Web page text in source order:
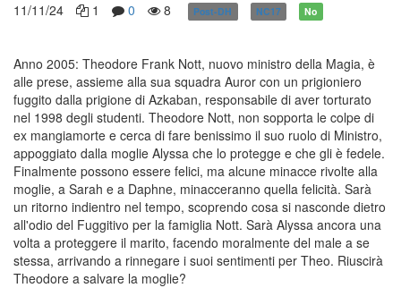
11/11/24 1 0 8 Post-DH NC17 No
Anno 2005: Theodore Frank Nott, nuovo ministro della Magia, è
alle prese, assieme alla sua squadra Auror con un prigioniero
fuggito dalla prigione di Azkaban, responsabile di aver torturato
nel 1998 degli studenti. Theodore Nott, non sopporta le colpe di
ex mangiamorte e cerca di fare benissimo il suo ruolo di Ministro,
appoggiato dalla moglie Alyssa che lo protegge e che gli è fedele.
Finalmente possono essere felici, ma alcune minacce rivolte alla
moglie, a Sarah e a Daphne, minacceranno quella felicità. Sarà
un ritorno indientro nel tempo, scoprendo cosa si nasconde dietro
all'odio del Fuggitivo per la famiglia Nott. Sarà Alyssa ancora una
volta a proteggere il marito, facendo moralmente del male a se
stessa, arrivando a rinnegare i suoi sentimenti per Theo. Riuscirà
Theodore a salvare la moglie?